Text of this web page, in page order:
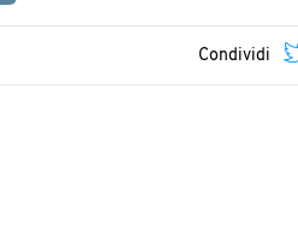
Condividi